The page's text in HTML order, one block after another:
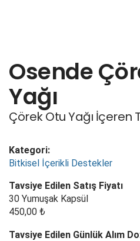
Osende
Yağı
Çörek Otu Yağı İçeren
Kategori:
Bitkisel İçerikli Destekler
Tavsiye Edilen Satış Fiyatı
30 Yumuşak Kapsül
450,00 ₺
Tavsiye Edilen Günlük Alım